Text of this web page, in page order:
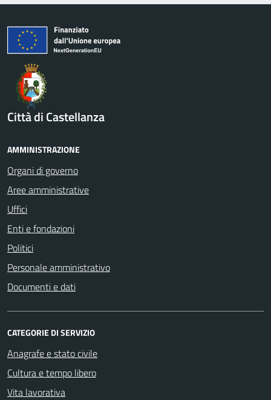
Città di Castellanza
AMMINISTRAZIONE
Organi di governo
Aree amministrative
Uffici
Enti e fondazioni
Politici
Personale amministrativo
Documenti e dati
CATEGORIE DI SERVIZIO
Anagrafe e stato civile
Cultura e tempo libero
Vita lavorativa